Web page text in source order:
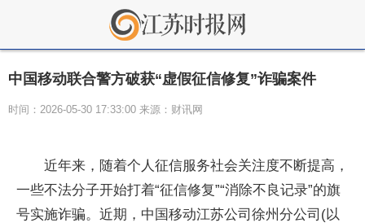
中国移动联合警方破获“虚假征信修复”诈骗案件
时间：2026-05-30 17:33:00 来源：财讯网
近年来，随着个人征信服务社会关注度不断提高，
一些不法分子开始打着“征信修复”“消除不良记录”的旗
号实施诈骗。近期，中国移动江苏公司徐州分公司(以